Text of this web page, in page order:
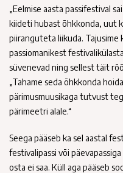
„Eelmise aasta passifestival
kiideti hubast õhkkonda, uut
piiranguteta liikuda. Tajusime
passiomanikest
süvenevad ning sellest täit
„Tahame seda õhkkonda
pärimusmuusikaga tutvust
pärimeetri alale.“
Seega pääseb ka sel aastal
festivalipassi või
osta ei saa. Küll aga pääseb